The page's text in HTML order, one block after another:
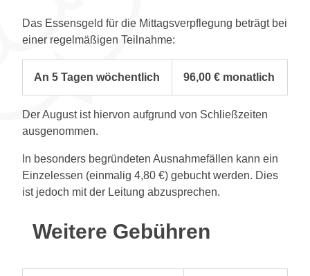
Das Essensgeld für die Mittagsverpflegung beträgt bei
einer regelmäßigen Teilnahme:
An 5 Tagen wöchentlich 96,00 € monatlich
Der August ist hiervon aufgrund von Schließzeiten
ausgenommen.
In besonders begründeten Ausnahmefällen kann ein
Einzelessen (einmalig 4,80 €) gebucht werden. Dies
ist jedoch mit der Leitung abzusprechen.
Weitere Gebühren